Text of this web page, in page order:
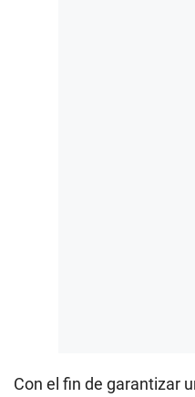
Con el fin de garantizar